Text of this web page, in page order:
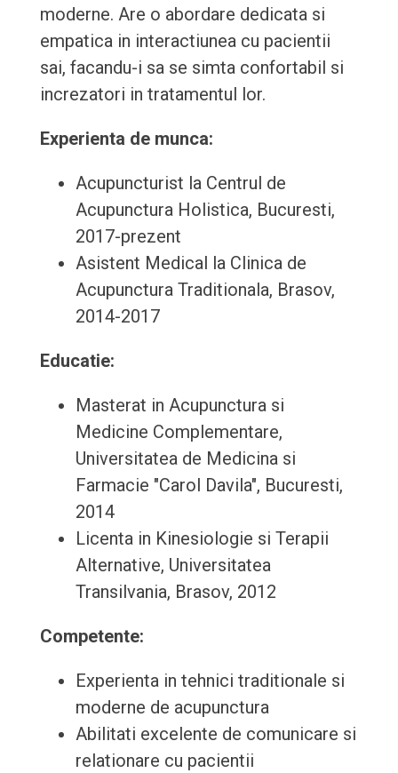
moderne. Are o abordare dedicata si
empatica in interactiunea cu pacientii
sai, facandu-i sa se simta confortabil si
increzatori in tratamentul lor.
Experienta de munca:
Acupuncturist la Centrul de
Acupunctura Holistica, Bucuresti,
2017-prezent
Asistent Medical la Clinica de
Acupunctura Traditionala, Brasov,
2014-2017
Educatie:
Masterat in Acupunctura si
Medicine Complementare,
Universitatea de Medicina si
Farmacie "Carol Davila", Bucuresti,
2014
Licenta in Kinesiologie si Terapii
Alternative, Universitatea
Transilvania, Brasov, 2012
Competente:
Experienta in tehnici traditionale si
moderne de acupunctura
Abilitati excelente de comunicare si
relationare cu pacientii